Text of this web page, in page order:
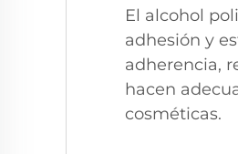
El alcohol
adhesión y
adherencia,
hacen
cosméticas.